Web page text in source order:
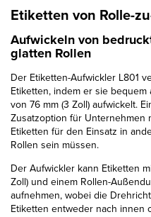
Etiketten von Rolle-
Aufwickeln von
glatten Rollen
Der Etiketten-Aufwickler L801
Etiketten, indem er sie
von 76 mm (3 Zoll) aufwickelt.
Zusatzoption für
Etiketten für den Einsatz in
Rollen sein müssen.
Der Aufwickler kann Etiketten
Zoll) und einem Rollen-
aufnehmen, wobei die
Etiketten entweder nach innen